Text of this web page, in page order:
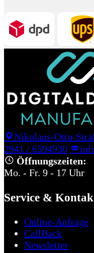
Nikolaus-Otto-
2941 / 6594930
Öffnungszeiten:
Mo. - Fr. 9 - 17 Uhr
Service &
Online-Anfrage
CallBack
Newsletter